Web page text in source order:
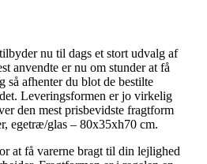
nu til dags et stort udvalg af
anvendte er nu om stunder at få
så afhenter du blot de bestilte
Leveringsformen er jo virkelig
den mest prisbevidste fragtform
egetræ/glas – 80x35xh70 cm.
at få varerne bragt til din lejlighed